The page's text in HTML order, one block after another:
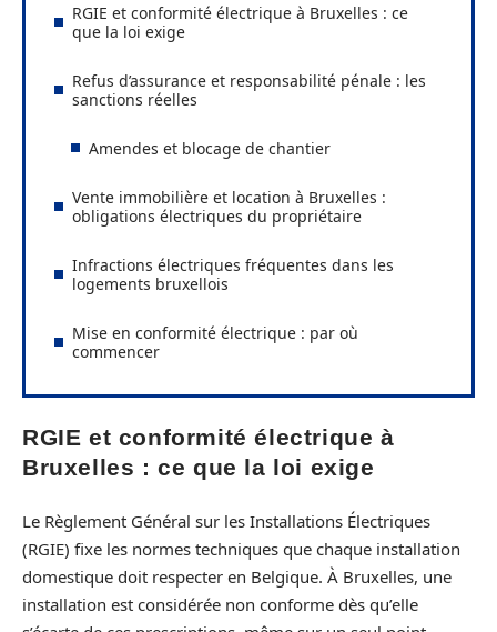
RGIE et conformité électrique à Bruxelles : ce
que la loi exige
Refus d’assurance et responsabilité pénale : les
sanctions réelles
Amendes et blocage de chantier
Vente immobilière et location à Bruxelles :
obligations électriques du propriétaire
Infractions électriques fréquentes dans les
logements bruxellois
Mise en conformité électrique : par où
commencer
RGIE et conformité électrique à
Bruxelles : ce que la loi exige
Le Règlement Général sur les Installations Électriques
(RGIE) fixe les normes techniques que chaque installation
domestique doit respecter en Belgique. À Bruxelles, une
installation est considérée non conforme dès qu’elle